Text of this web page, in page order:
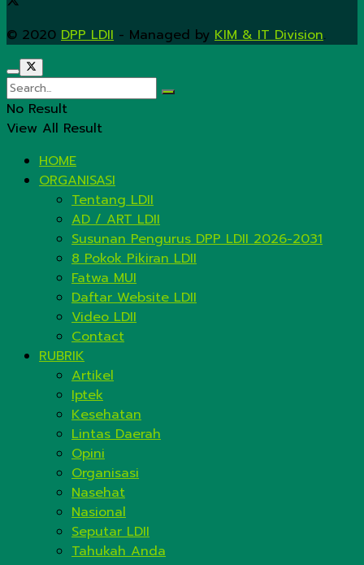
© 2020 DPP LDII - Managed by KIM & IT Division.
No Result
View All Result
HOME
ORGANISASI
Tentang LDII
AD / ART LDII
Susunan Pengurus DPP LDII 2026-2031
8 Pokok Pikiran LDII
Fatwa MUI
Daftar Website LDII
Video LDII
Contact
RUBRIK
Artikel
Iptek
Kesehatan
Lintas Daerah
Opini
Organisasi
Nasehat
Nasional
Seputar LDII
Tahukah Anda